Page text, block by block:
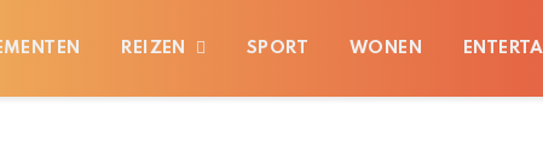
REIZEN SPORT WONEN